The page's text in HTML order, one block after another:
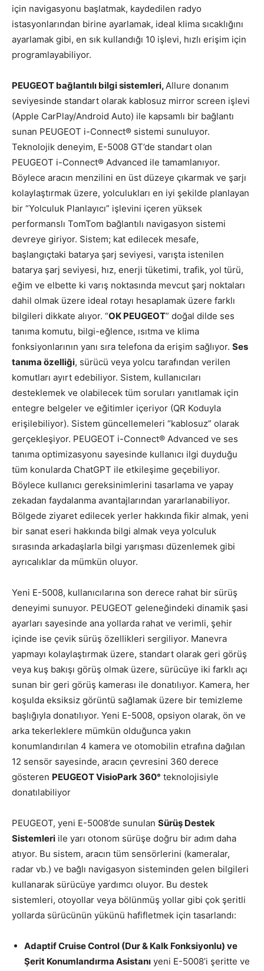
için navigasyonu başlatmak, kaydedilen radyo
istasyonlarından birine ayarlamak, ideal klima sıcaklığını
ayarlamak gibi, en sık kullandığı 10 işlevi, hızlı erişim için
programlayabiliyor.
PEUGEOT bağlantılı bilgi sistemleri,Allure donanım
seviyesinde standart olarak kablosuz mirror screen işlevi
(Apple CarPlay/Android Auto) ile kapsamlı bir bağlantı
sunan PEUGEOT i-Connect® sistemi sunuluyor.
Teknolojik deneyim, E-5008 GT’de standart olan
PEUGEOT i-Connect® Advanced ile tamamlanıyor.
Böylece aracın menzilini en üst düzeye çıkarmak ve şarjı
kolaylaştırmak üzere, yolculukları en iyi şekilde planlayan
bir “Yolculuk Planlayıcı” işlevini içeren yüksek
performanslı TomTom bağlantılı navigasyon sistemi
devreye giriyor. Sistem; kat edilecek mesafe,
başlangıçtaki batarya şarj seviyesi, varışta istenilen
batarya şarj seviyesi, hız, enerji tüketimi, trafik, yol türü,
eğim ve elbette ki varış noktasında mevcut şarj noktaları
dahil olmak üzere ideal rotayı hesaplamak üzere farklı
bilgileri dikkate alıyor. “OK PEUGEOT” doğal dilde ses
tanıma komutu, bilgi-eğlence, ısıtma ve klima
fonksiyonlarının yanı sıra telefona da erişim sağlıyor. Ses
tanıma özelliği, sürücü veya yolcu tarafından verilen
komutları ayırt edebiliyor. Sistem, kullanıcıları
desteklemek ve olabilecek tüm soruları yanıtlamak için
entegre belgeler ve eğitimler içeriyor (QR Koduyla
erişilebiliyor). Sistem güncellemeleri “kablosuz” olarak
gerçekleşiyor. PEUGEOT i-Connect® Advanced ve ses
tanıma optimizasyonu sayesinde kullanıcı ilgi duyduğu
tüm konularda ChatGPT ile etkileşime geçebiliyor.
Böylece kullanıcı gereksinimlerini tasarlama ve yapay
zekadan faydalanma avantajlarından yararlanabiliyor.
Bölgede ziyaret edilecek yerler hakkında fikir almak, yeni
bir sanat eseri hakkında bilgi almak veya yolculuk
sırasında arkadaşlarla bilgi yarışması düzenlemek gibi
ayrıcalıklar da mümkün oluyor.
Yeni E-5008, kullanıcılarına son derece rahat bir sürüş
deneyimi sunuyor. PEUGEOT geleneğindeki dinamik şasi
ayarları sayesinde ana yollarda rahat ve verimli, şehir
içinde ise çevik sürüş özellikleri sergiliyor. Manevra
yapmayı kolaylaştırmak üzere, standart olarak geri görüş
veya kuş bakışı görüş olmak üzere, sürücüye iki farklı açı
sunan bir geri görüş kamerası ile donatılıyor. Kamera, her
koşulda eksiksiz görüntü sağlamak üzere bir temizleme
başlığıyla donatılıyor. Yeni E-5008, opsiyon olarak, ön ve
arka tekerleklere mümkün olduğunca yakın
konumlandırılan 4 kamera ve otomobilin etrafına dağılan
12 sensör sayesinde, aracın çevresini 360 derece
gösteren PEUGEOT VisioPark 360° teknolojisiyle
donatılabiliyor
PEUGEOT, yeni E-5008’de sunulan Sürüş Destek
Sistemleri ile yarı otonom sürüşe doğru bir adım daha
atıyor. Bu sistem, aracın tüm sensörlerini (kameralar,
radar vb.) ve bağlı navigasyon sisteminden gelen bilgileri
kullanarak sürücüye yardımcı oluyor. Bu destek
sistemleri, otoyollar veya bölünmüş yollar gibi çok şeritli
yollarda sürücünün yükünü hafifletmek için tasarlandı:
Adaptif Cruise Control (Dur & Kalk Fonksiyonlu) ve
Şerit Konumlandırma Asistanı yeni E-5008’i şeritte ve